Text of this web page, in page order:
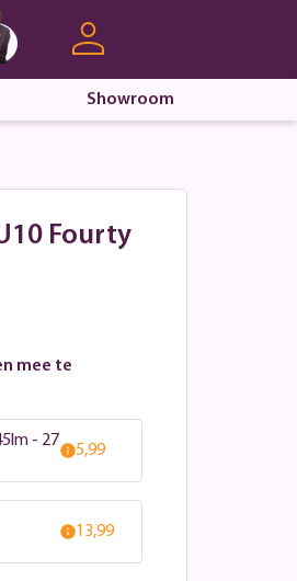
Showroom
Fourty
mee te
- 27
5,99
13,99